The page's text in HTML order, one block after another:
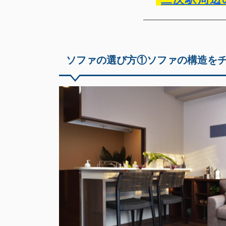
ソファの選び方①ソファの構造を